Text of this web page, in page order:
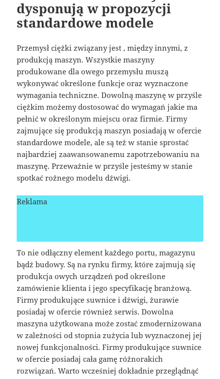
dysponują w propozycji
standardowe modele
Przemysł ciężki związany jest , między innymi, z
produkcją maszyn. Wszystkie maszyny
produkowane dla owego przemysłu muszą
wykonywać określone funkcje oraz wyznaczone
wymagania techniczne. Dowolną maszynę w przyśle
ciężkim możemy dostosować do wymagań jakie ma
pełnić w określonym miejscu oraz firmie. Firmy
zajmujące się produkcją maszyn posiadają w ofercie
standardowe modele, ale są też w stanie sprostać
najbardziej zaawansowanemu zapotrzebowaniu na
maszynę. Przeważnie w przyśle jesteśmy w stanie
spotkać rożnego modelu dźwigi.
Reklama
To nie odłączny element każdego portu, magazynu
bądź budowy. Są na rynku firmy, które zajmują się
produkcja owych urządzeń pod określone
zamówienie klienta i jego specyfikację branżową.
Firmy produkujące suwnice i dźwigi, żurawie
posiadaj w ofercie również serwis. Dowolna
maszyna użytkowana może zostać zmodernizowana
w zależności od stopnia zużycia lub wyznaczonej jej
nowej funkcjonalności. Firmy produkujące suwnice
w ofercie posiadaj cała gamę różnorakich
rozwiązań. Warto wcześniej dokładnie przeglądnąć